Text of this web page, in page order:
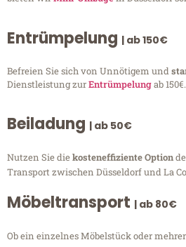
Entrümpelung | ab 150€
Befreien Sie sich von Unnötigem und
Dienstleistung zurEntrümpelungab 150€.
Beiladung | ab 50€
Nutzen Sie diekosteneffiziente Option
Transport zwischen Düsseldorf und La
Möbeltransport | ab 80€
Ob ein einzelnes Möbelstück oder